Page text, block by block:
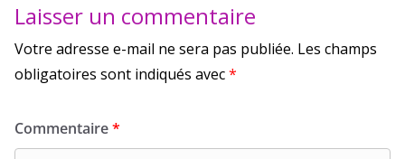
Laisser un commentaire
Votre adresse e-mail ne sera pas publiée. Les champs
obligatoires sont indiqués avec*
Commentaire*